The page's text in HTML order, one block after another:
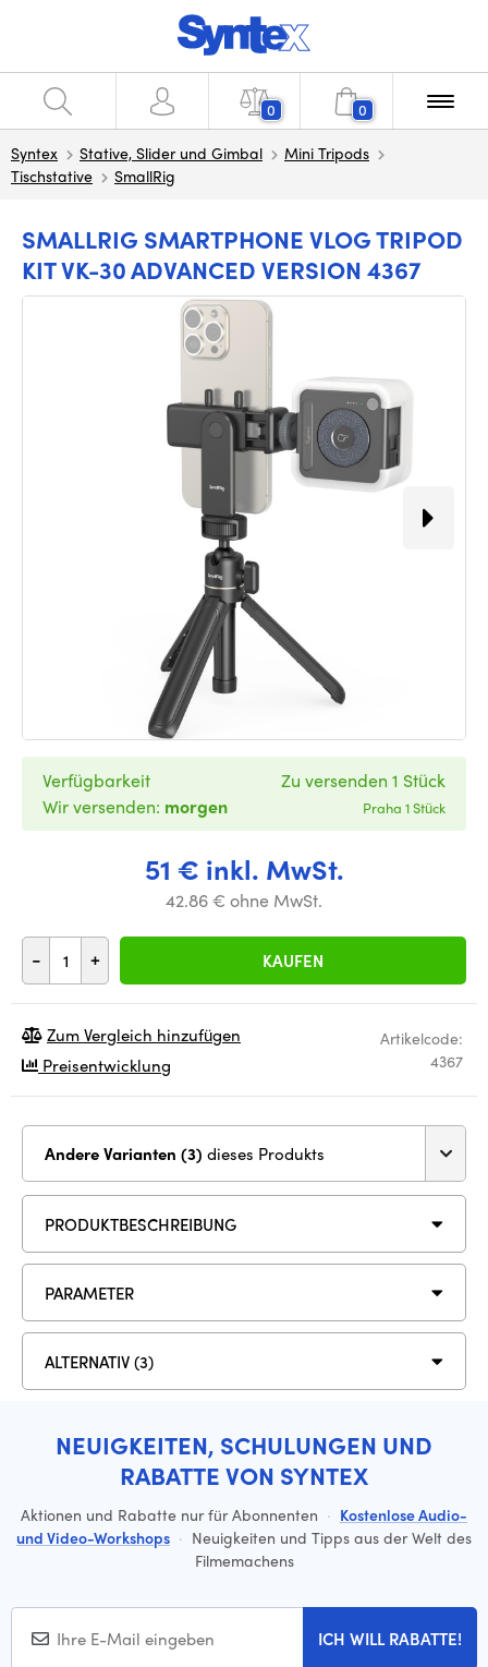
0 0
Syntex Stative, Slider und Gimbal
Mini Tripods
Tischstative
SmallRig
SMALLRIG SMARTPHONE VLOG TRIPOD
KIT VK-30 ADVANCED VERSION 4367
51 € inkl. MwSt.
42.86 € ohne MwSt.
- + KAUFEN
Verfügbarkeit
Wir versenden: morgen
Zu versenden 1 Stück
Praha 1 Stück
Artikelcode:
4367
Zum Vergleich hinzufügen
Preisentwicklung
Andere Varianten (3) dieses Produkts
PRODUKTBESCHREIBUNG
PARAMETER
ALTERNATIV (3)
NEUIGKEITEN, SCHULUNGEN UND
RABATTE VON SYNTEX
Aktionen und Rabatte nur für Abonnenten · Kostenlose Audio-
und Video-Workshops · Neuigkeiten und Tipps aus der Welt des
Filmemachens
ICH WILL RABATTE!